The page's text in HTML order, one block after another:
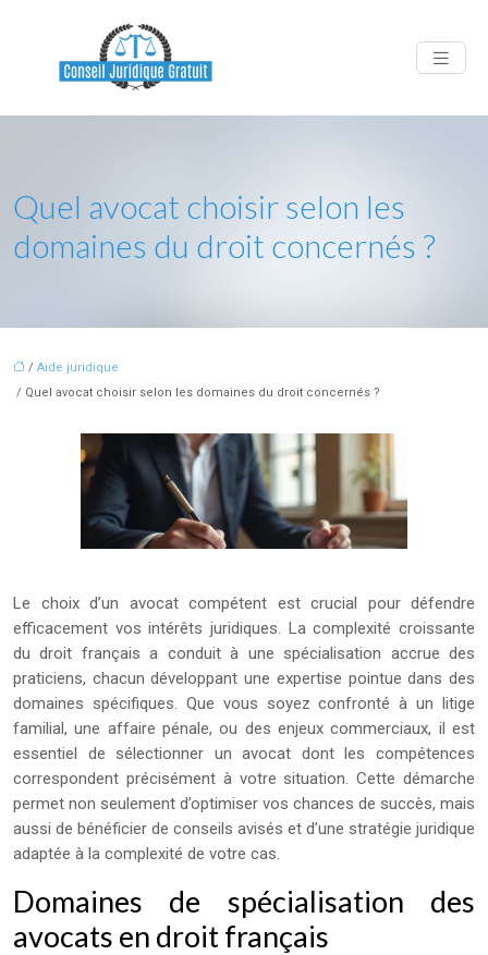
Quel avocat choisir selon les
domaines du droit concernés ?
/ Aide juridique
/ Quel avocat choisir selon les domaines du droit concernés ?
Le choix d’un avocat compétent est crucial pour défendre
efficacement vos intérêts juridiques. La complexité croissante
du droit français a conduit à une spécialisation accrue des
praticiens, chacun développant une expertise pointue dans des
domaines spécifiques. Que vous soyez confronté à un litige
familial, une affaire pénale, ou des enjeux commerciaux, il est
essentiel de sélectionner un avocat dont les compétences
correspondent précisément à votre situation. Cette démarche
permet non seulement d’optimiser vos chances de succès, mais
aussi de bénéficier de conseils avisés et d’une stratégie juridique
adaptée à la complexité de votre cas.
Domaines de spécialisation des
avocats en droit français